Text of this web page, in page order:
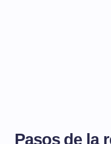
Pasos de la